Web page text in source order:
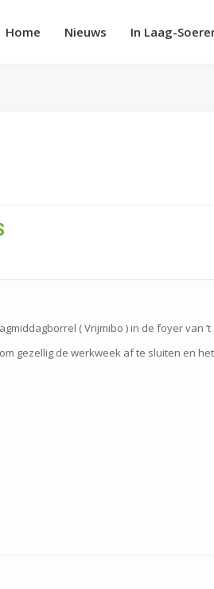
Home Nieuws In Laag-
( Vrijmibo ) in de foyer van
gezellig de werkweek af te sluiten en